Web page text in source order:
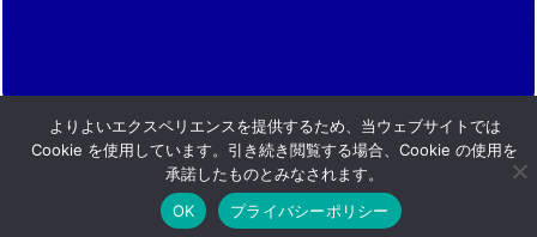
Copyright (C) Nikkan merchandise .inc. All Rights Reserved.
よりよいエクスペリエンスを提供するため、当ウェブサイトでは
Cookie を使用しています。引き続き閲覧する場合、Cookie の使用を
承諾したものとみなされます。
OK
プライバシーポリシー